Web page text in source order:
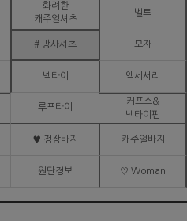
화려한
캐주얼셔츠
벨트
# 망사셔츠 모자
넥타이 액세서리
루프타이
커프스&
넥타이핀
♥ 정장바지 캐주얼바지
원단정보 ♡ Woman